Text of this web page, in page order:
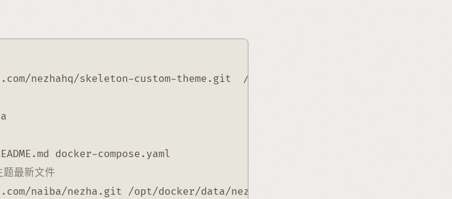
nezhahq/skeleton-custom-theme.git  /opt/docker/data/nezha
docker-compose.yaml
最新文件
naiba/nezha.git /opt/docker/data/nezha_temp